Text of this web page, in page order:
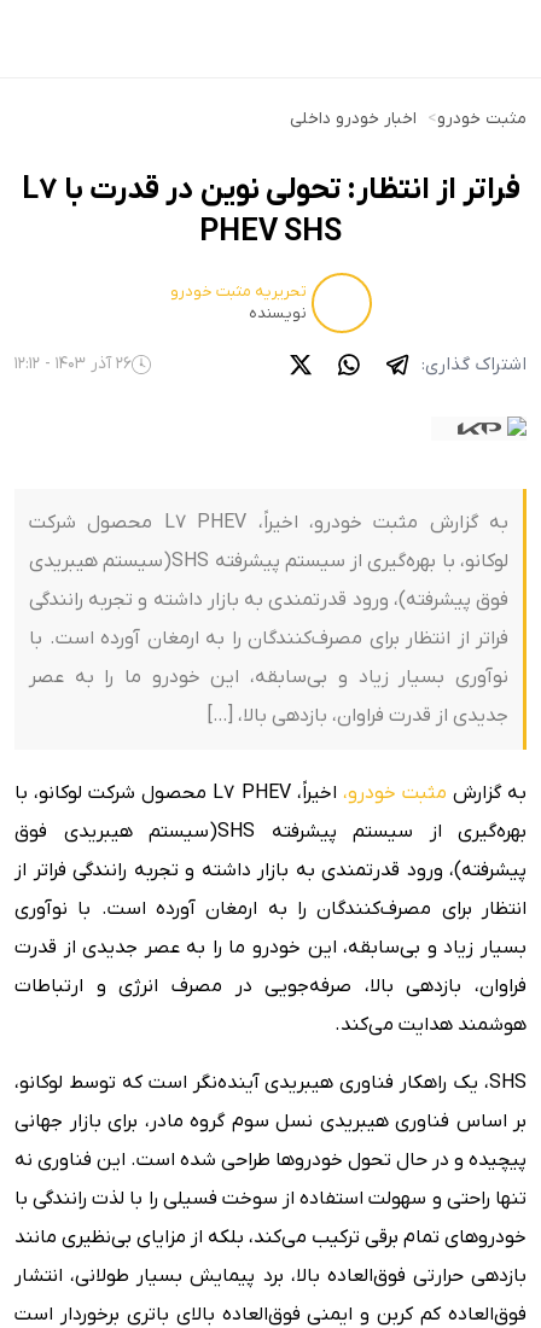
مثبت خودرو> اخبار خودرو داخلی
فراتر از انتظار: تحولی نوین در قدرت با L7
PHEV SHS
تحریریه مثبت خودرو
نویسنده
اشتراک گذاری: 26 آذر 1403 - 12:12
به گزارش مثبت خودرو، اخیراً، L7 PHEV محصول شرکت
لوکانو، با بهره‌گیری از سیستم پیشرفته SHS(سیستم هیبریدی
فوق پیشرفته)، ورود قدرتمندی به بازار داشته و تجربه رانندگی
فراتر از انتظار برای مصرف‌کنندگان را به ارمغان آورده است. با
نوآوری بسیار زیاد و بی‌سابقه، این خودرو ما را به عصر
جدیدی از قدرت فراوان، بازدهی بالا، […]
به گزارش مثبت خودرو،
اخیراً، L7 PHEV محصول شرکت لوکانو، با
بهره‌گیری از سیستم پیشرفته SHS(سیستم هیبریدی فوق
پیشرفته)، ورود قدرتمندی به بازار داشته و تجربه رانندگی فراتر از
انتظار برای مصرف‌کنندگان را به ارمغان آورده است. با نوآوری
بسیار زیاد و بی‌سابقه، این خودرو ما را به عصر جدیدی از قدرت
فراوان، بازدهی بالا، صرفه‌جویی در مصرف انرژی و ارتباطات
هوشمند هدایت می‌کند.
SHS، یک راهکار فناوری هیبریدی آینده‌نگر است که توسط لوکانو،
بر اساس فناوری هیبریدی نسل سوم گروه مادر، برای بازار جهانی
پیچیده و در حال تحول خودروها طراحی شده است. این فناوری نه
تنها راحتی و سهولت استفاده از سوخت فسیلی را با لذت رانندگی با
خودروهای تمام برقی ترکیب می‌کند، بلکه از مزایای بی‌نظیری مانند
بازدهی حرارتی فوق‌العاده بالا، برد پیمایش بسیار طولانی، انتشار
فوق‌العاده کم کربن و ایمنی فوق‌العاده بالای باتری برخوردار است